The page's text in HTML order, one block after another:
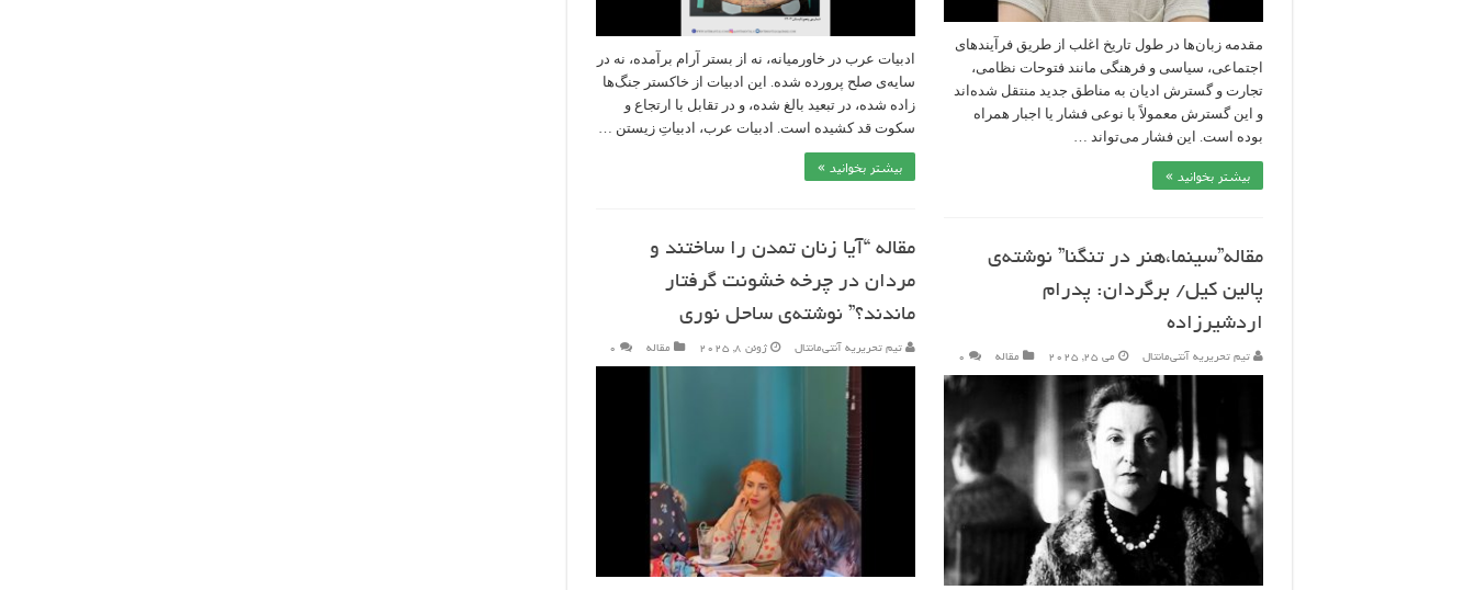
مقدمه زبان‌ها در طول تاریخ اغلب از طریق فرآیندهای
اجتماعی، سیاسی و فرهنگی مانند فتوحات نظامی،
تجارت و گسترش ادیان به مناطق جدید منتقل شده‌اند
و این گسترش معمولاً با نوعی فشار یا اجبار همراه
بوده است. این فشار می‌تواند …
بیشتر بخوانید »
ادبیات عرب در خاورمیانه، نه از بستر آرام برآمده، نه در
سایه‌ی صلح پرورده شده. این ادبیات از خاکستر جنگ‌ها
زاده شده، در تبعید بالغ شده، و در تقابل با ارتجاع و
سکوت قد کشیده است. ادبیات عرب، ادبیاتِ زیستن …
بیشتر بخوانید »
مقاله “آیا زنان تمدن را ساختند و
مردان در چرخه خشونت گرفتار
ماندند؟” نوشته‌ی ساحل نوری
تیم تحریریه آنتی‌مانتال ژوئن 8, 2025 مقاله ۰
مقاله”سینما،هنر در تنگنا” نوشته‌ی
پالین کیل/ برگردان: پدرام
اردشیرزاده
تیم تحریریه آنتی‌مانتال می 25, 2025 مقاله ۰